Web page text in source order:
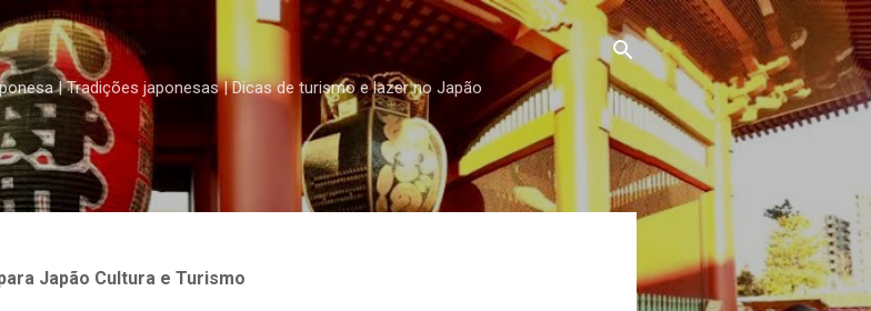
Pular para o conteúdo principal
| Tradições japonesas | Dicas de turismo e lazer no Japão
Japão Cultura e Turismo